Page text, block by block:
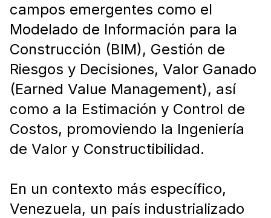
campos emergentes como el
Modelado de Información para la
Construcción (BIM), Gestión de
Riesgos y Decisiones, Valor Ganado
(Earned Value Management), así
como a la Estimación y Control de
Costos, promoviendo la Ingeniería
de Valor y Constructibilidad.
En un contexto más específico,
Venezuela, un país industrializado